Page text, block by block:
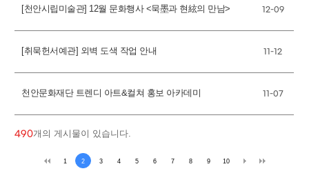
[천안시립미술관] 12월 문화행사 <묵墨과 현絃의 만남> 12-09
[취묵헌서예관] 외벽 도색 작업 안내 11-12
천안문화재단 트렌디 아트&컬쳐 홍보 아카데미 11-07
490개의 게시물이 있습니다.
1 2 3 4 5 6 7 8 9 10